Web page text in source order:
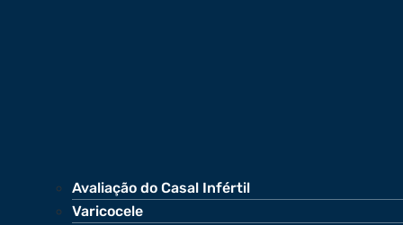
Avaliação do Casal Infértil
Varicocele